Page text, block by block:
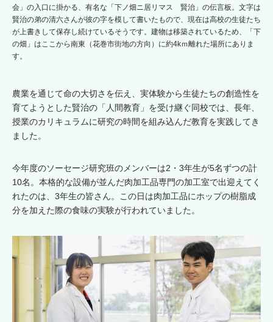
会」の入口に掛かる、有名な「下ノ畑ニ居リマス 賢治」の伝言板。文字は
賢治の弟の清六さんが彼の字を模して書いたもので、現在は高校の生徒たち
が上書きして保存し続けているそうです。建物は移築されているため、「下
の畑」はここから南東（花巻市街地の方向）に約4kｍ離れた場所にありま
す。
農業を通じて命の大切さを伝え、実体験から生徒たちの創造性を
育てようとした賢治の「人間教育」を受け継ぐ同校では、長年、
授業のカリキュラムに研究の時間を組み込んだ教育を実践してき
ました。
今年度のソーセージ研究班のメンバーは2・3年生が5名ずつの計
10名。本格的な設備が並んだ肉加工品専門の加工室で出迎えてく
れたのは、3年生の皆さん。この日は肉加工品にホップの樹脂成
分を加えた際の食味の実験が行われていました。